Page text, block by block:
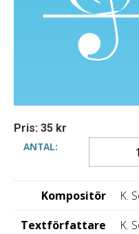
Pris: 35 kr
ANTAL:
Kompositör
K.
Textförfattare
K.